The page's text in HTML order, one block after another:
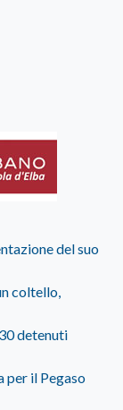
del suo
coltello,
detenuti
per il Pegaso